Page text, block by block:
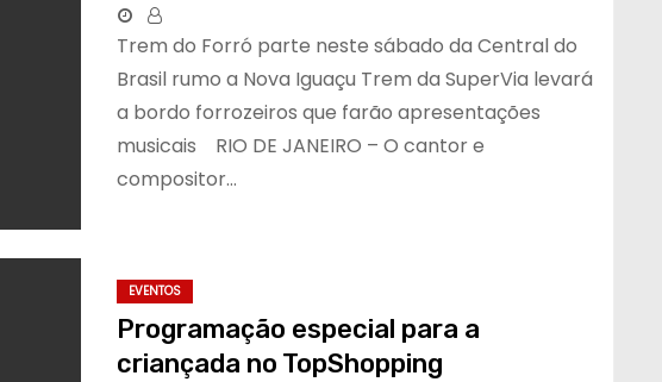
Trem do Forró parte neste sábado da Central do
Brasil rumo a Nova Iguaçu Trem da SuperVia levará
a bordo forrozeiros que farão apresentações
musicais RIO DE JANEIRO – O cantor e
compositor…
EVENTOS
Programação especial para a
criançada no TopShopping